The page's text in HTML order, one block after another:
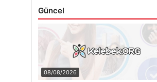
Güncel
08/08/2026